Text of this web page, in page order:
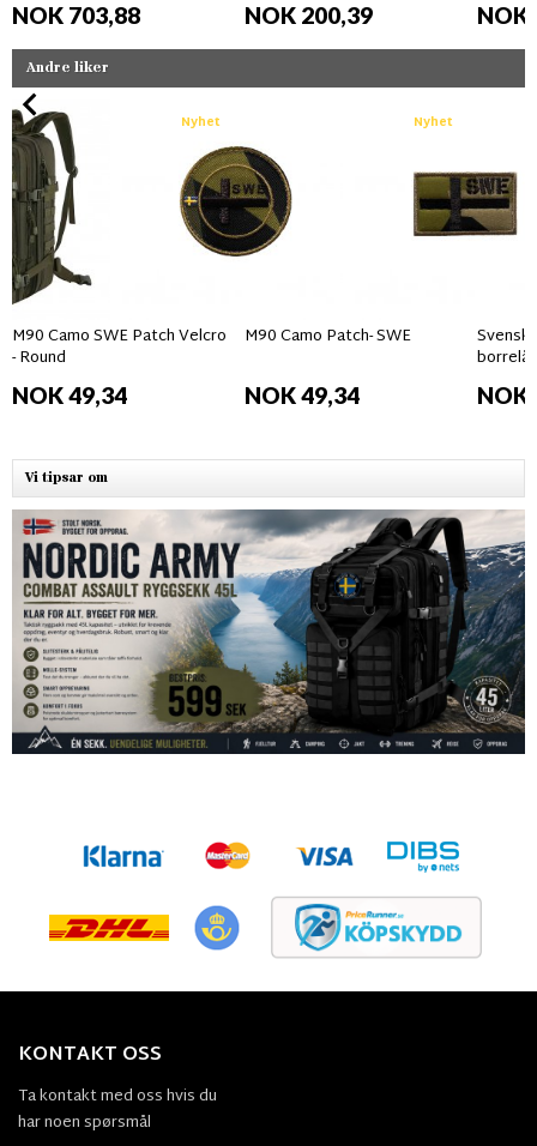
NOK 703,88 NOK 200,39 NOK
Andre liker
Nyhet
M90 Camo SWE Patch Velcro
- Round
NOK 49,34
Nyhet
M90 Camo Patch- SWE
NOK 49,34 NOK
Vi tipsar om
KONTAKT OSS
Ta kontakt med oss hvis du
har noen spørsmål